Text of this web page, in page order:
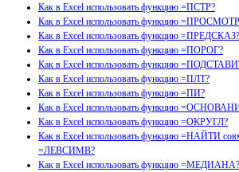
Как в Excel использовать функцию =ПСТР?
Как в Excel использовать функцию
Как в Excel использовать функцию =ПРЕДСКАЗ?
Как в Excel использовать функцию =ПОРОГ?
Как в Excel использовать функцию
Как в Excel использовать функцию =ПЛТ?
Как в Excel использовать функцию =ПИ?
Как в Excel использовать функцию
Как в Excel использовать функцию =ОКРУГЛ?
Как в Excel использовать функцию =НАЙТИ
=ЛЕВСИМВ?
Как в Excel использовать функцию =МЕДИАНА?